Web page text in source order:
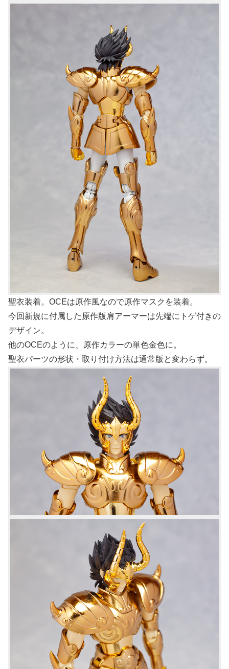
聖衣装着。OCEは原作風なので原作マスクを装着。
今回新規に付属した原作版肩アーマーは先端にトゲ付きの
デザイン。
他のOCEのように、原作カラーの単色金色に。
聖衣パーツの形状・取り付け方法は通常版と変わらず。